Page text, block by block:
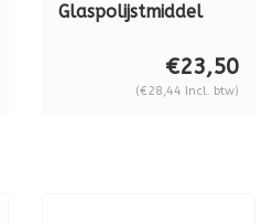
Glaspolijstmiddel
ml, BO5008003€23,50
(€28,44 Incl. btw)